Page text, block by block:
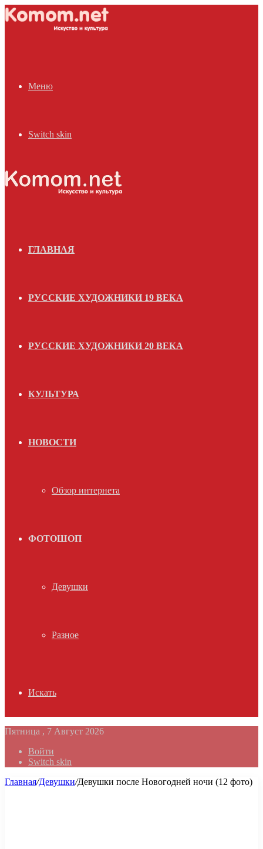
Меню
Switch skin
ГЛАВНАЯ
РУССКИЕ ХУДОЖНИКИ 19 ВЕКА
РУССКИЕ ХУДОЖНИКИ 20 ВЕКА
КУЛЬТУРА
НОВОСТИ
Обзор интернета
ФОТОШОП
Девушки
Разное
Искать
Пятница , 7 Август 2026
Войти
Switch skin
Главная/Девушки/Девушки после Новогодней ночи (12 фото)